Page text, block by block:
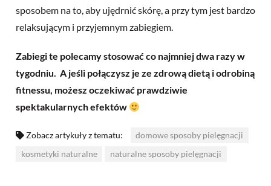
sposobem na to, aby ujędrnić skórę, a przy tym jest bardzo
relaksującym i przyjemnym zabiegiem.
Zabiegi te polecamy stosować co najmniej dwa razy w
tygodniu. A jeśli połączysz je ze zdrową dietą i odrobiną
fitnessu, możesz oczekiwać prawdziwie
spektakularnych efektów
Zobacz artykuły z tematu:
domowe sposoby pielęgnacji
kosmetyki naturalne
naturalne sposoby pielęgnacji